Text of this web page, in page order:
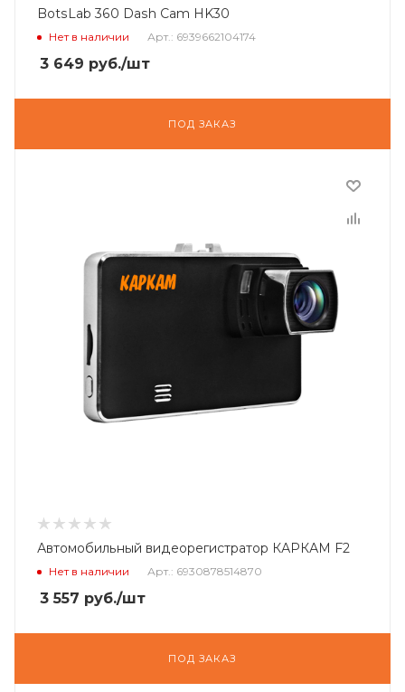
BotsLab 360 Dash Cam HK30
Нет в наличии Арт.: 6939662104174
3 649 руб./шт
ПОД ЗАКАЗ
Автомобильный видеорегистратор КАРКАМ F2
Нет в наличии Арт.: 6930878514870
3 557 руб./шт
ПОД ЗАКАЗ